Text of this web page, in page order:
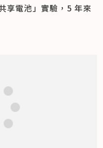
享電池」實驗，5 年來